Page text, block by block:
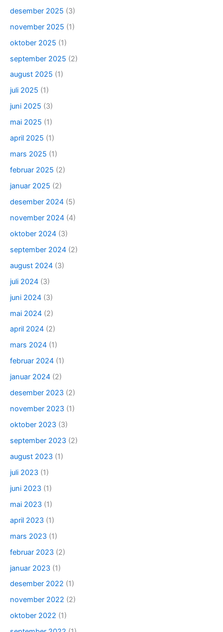
desember 2025 (3)
november 2025 (1)
oktober 2025 (1)
september 2025 (2)
august 2025 (1)
juli 2025 (1)
juni 2025 (3)
mai 2025 (1)
april 2025 (1)
mars 2025 (1)
februar 2025 (2)
januar 2025 (2)
desember 2024 (5)
november 2024 (4)
oktober 2024 (3)
september 2024 (2)
august 2024 (3)
juli 2024 (3)
juni 2024 (3)
mai 2024 (2)
april 2024 (2)
mars 2024 (1)
februar 2024 (1)
januar 2024 (2)
desember 2023 (2)
november 2023 (1)
oktober 2023 (3)
september 2023 (2)
august 2023 (1)
juli 2023 (1)
juni 2023 (1)
mai 2023 (1)
april 2023 (1)
mars 2023 (1)
februar 2023 (2)
januar 2023 (1)
desember 2022 (1)
november 2022 (2)
oktober 2022 (1)